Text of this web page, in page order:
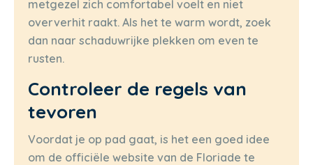
metgezel zich comfortabel voelt en niet
oververhit raakt. Als het te warm wordt, zoek
dan naar schaduwrijke plekken om even te
rusten.
Controleer de regels van
tevoren
Voordat je op pad gaat, is het een goed idee
om de officiële website van de Floriade te